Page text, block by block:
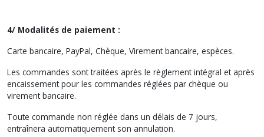
4/ Modalités de paiement :
Carte bancaire, PayPal, Chèque, Virement bancaire, espèces.
Les commandes sont traitées après le règlement intégral et après
encaissement pour les commandes réglées par chèque ou
virement bancaire.
Toute commande non réglée dans un délais de 7 jours,
entraînera automatiquement son annulation.